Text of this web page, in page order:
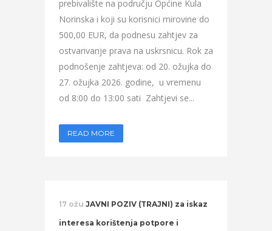
prebivalište na području Općine Kula
Norinska i koji su korisnici mirovine do
500,00 EUR, da podnesu zahtjev za
ostvarivanje prava na uskrsnicu. Rok za
podnošenje zahtjeva: od 20. ožujka do
27. ožujka 2026. godine, u vremenu
od 8:00 do 13:00 sati Zahtjevi se...
READ MORE
17 ožu JAVNI POZIV (TRAJNI) za iskaz
interesa korištenja potpore i